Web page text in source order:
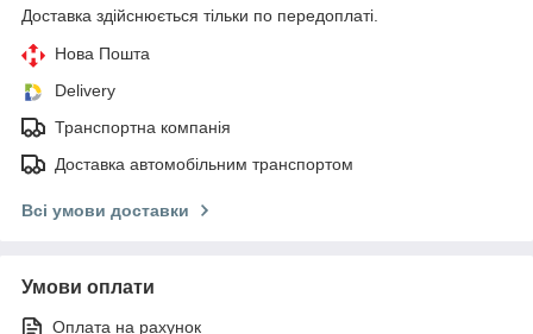
Доставка здійснюється тільки по передоплаті.
Нова Пошта
Delivery
Транспортна компанія
Доставка автомобільним транспортом
Всі умови доставки
Умови оплати
Оплата на рахунок